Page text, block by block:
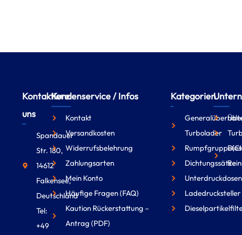
Kontaktiere
uns
Spandauer
Str. 180,
14612
Falkensee,
Deutschland
Tel:
+49
Kundenservice / Infos
Kontakt
Versandkosten
Widerrufsbelehrung
Zahlungsarten
Mein Konto
Häufige Fragen (FAQ)
Kaution Rückerstattung –
Antrag (PDF)
Kategorien
Turbolader
Dichtungssätze
Unterdruckdosen
Ladedrucksteller